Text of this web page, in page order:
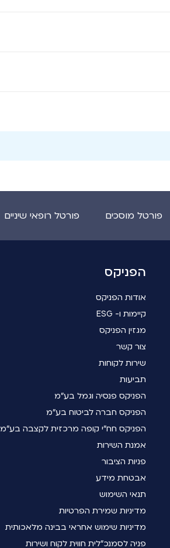
פורטל מוסכים פורטל רופאי שיניים
הפניקס
אודות הפניקס
קיימות ו- ESG
מגזין הפניקס
צור קשר
שירות לקוחות
תביעות
הפניקס פנסיה וגמל בע"מ
הפניקס חברה לביטוח בע"מ
הפניקס חח"י קופה מרכזית לקצבה בע"מ
אמנת השירות
פניות הציבור
אבטחת מידע
תנאי השימוש
מדיניות שמירת הפרטיות
מדיניות שימוש אחראי בבינה מלאכותית
פניה לסמנכ"לית חווית לקוח ושירות